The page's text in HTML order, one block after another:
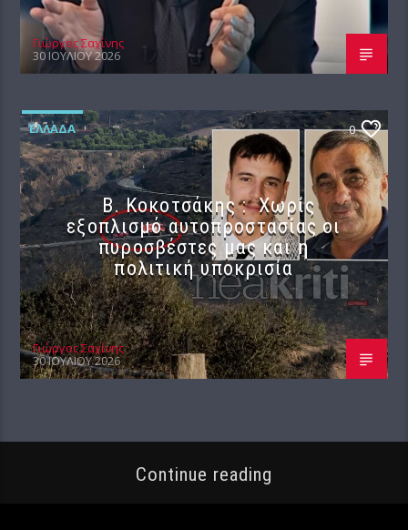
Γιώργος Σαχίνης
30 ΙΟΥΛΊΟΥ 2026
ΕΛΛΆΔΑ 0
Β. Κοκοτσάκης : Χωρίς
εξοπλισμό αυτοπροστασίας οι
πυροσβέστες μας και η
πολιτική υποκρισία
Γιώργος Σαχίνης
30 ΙΟΥΛΊΟΥ 2026
Continue reading